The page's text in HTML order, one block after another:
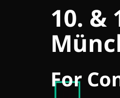
10. &
For